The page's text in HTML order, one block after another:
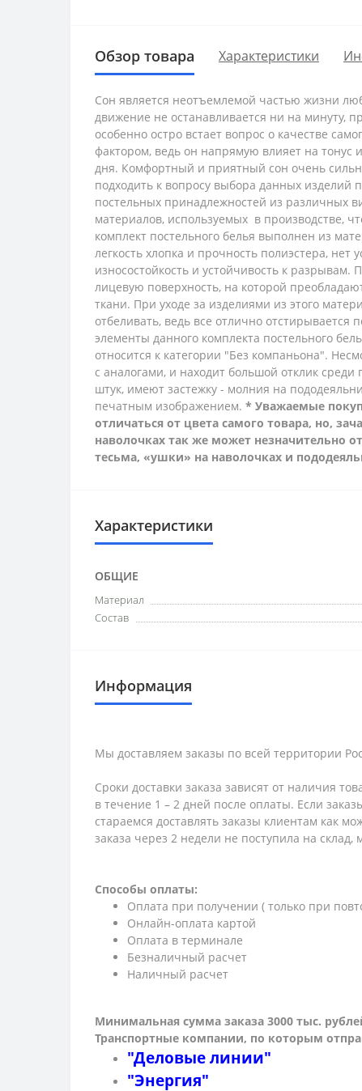
Обзор товара Характеристики
Сон является неотъемлемой частью жизни
движение не останавливается ни на минуту,
особенно остро встает вопрос о качестве
фактором, ведь он напрямую влияет на
дня. Комфортный и приятный сон очень
подходить к вопросу выбора данных изделий
постельных принадлежностей из различных
материалов, используемых в производстве,
комплект постельного белья выполнен из
легкость хлопка и прочность полиэстера,
износостойкость и устойчивость к
лицевую поверхность, на которой
ткани. При уходе за изделиями из этого
отбеливать, ведь все отлично
элементы данного комплекта постельного
относится к категории "Без компаньона".
с аналогами, и находит большой отклик среди
штук, имеют застежку - молния на
печатным изображением. * Уважаемые
отличаться от цвета самого товара, но,
наволочках так же может незначительно
тесьма, «ушки» на наволочках и
Характеристики
ОБЩИЕ
Материал
Состав
Информация
Мы доставляем заказы по всей территории
Сроки доставки заказа зависят от наличия
в течение 1 – 2 дней после оплаты. Если
стараемся доставлять заказы клиентам как
заказа через 2 недели не поступила на
Способы оплаты:
Оплата при получении ( только при
Онлайн-оплата картой
Оплата в терминале
Безналичный расчет
Наличный расчет
Минимальная сумма заказа 3000 тыс.
Транспортные компании, по которым о
"Деловые линии"
"Энергия"